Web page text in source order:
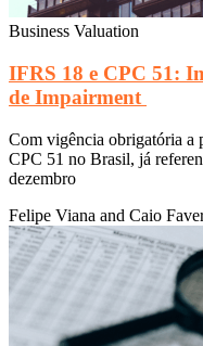
Business Valuation
IFRS 18 e CPC 51:
de Impairment
Com vigência obrigatória
CPC 51 no Brasil, já
dezembro
Felipe Viana and Caio